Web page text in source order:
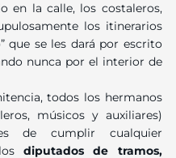
en la calle, los costaleros,
los itinerarios
que se les dará por escrito
nunca por el interior de
todos los hermanos
músicos y auxiliares)
de cumplir cualquier
losdiputados de tramos,